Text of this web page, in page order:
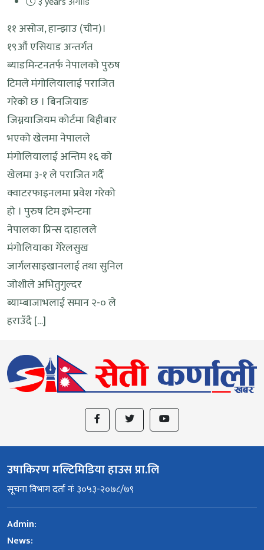
११ असोज, हान्झाउ (चीन)।
१९औं एसियाड अन्तर्गत
ब्याडमिन्टनतर्फ नेपालको पुरुष
टिमले मंगोलियालाई पराजित
गरेको छ । बिनजियाङ
जिम्नयाजियम कोर्टमा बिहीबार
भएको खेलमा नेपालले
मंगोलियालाई अन्तिम १६ को
खेलमा ३-१ ले पराजित गर्दै
क्वाटरफाइनलमा प्रवेश गरेको
हो । पुरुष टिम इभेन्टमा
नेपालका प्रिन्स दाहालले
मंगोलियाका गेरेलसुख
जार्गलसाइखानलाई तथा सुनिल
जोशीले अभितुगुल्दर
ब्याम्बाजाभलाई समान २-० ले
हराउँदै […]
उषाकिरण मल्टिमिडिया हाउस प्रा.लि
सूचना विभाग दर्ता नंः ३०५३-२०७८/७९
Admin:
News: